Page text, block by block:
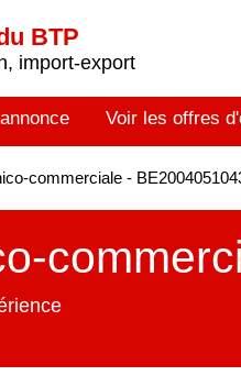
BTP
import-export
Voir les offres
commerciale -